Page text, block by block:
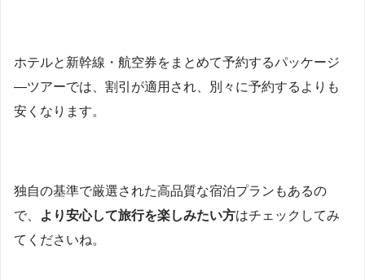
ホテルと新幹線・航空券をまとめて予約するパッケージ
―ツアーでは、割引が適用され、別々に予約するよりも
安くなります。
独自の基準で厳選された高品質な宿泊プランもあるの
で、
より安心して旅行を楽しみたい方はチェックしてみ
てくださいね。